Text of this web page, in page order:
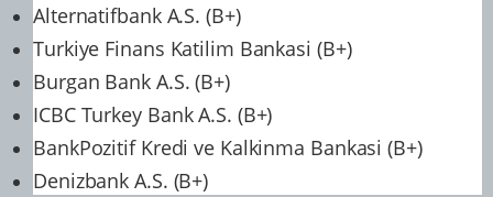
Alternatifbank A.S. (B+)
Turkiye Finans Katilim Bankasi (B+)
Burgan Bank A.S. (B+)
ICBC Turkey Bank A.S. (B+)
BankPozitif Kredi ve Kalkinma Bankasi (B+)
Denizbank A.S. (B+)